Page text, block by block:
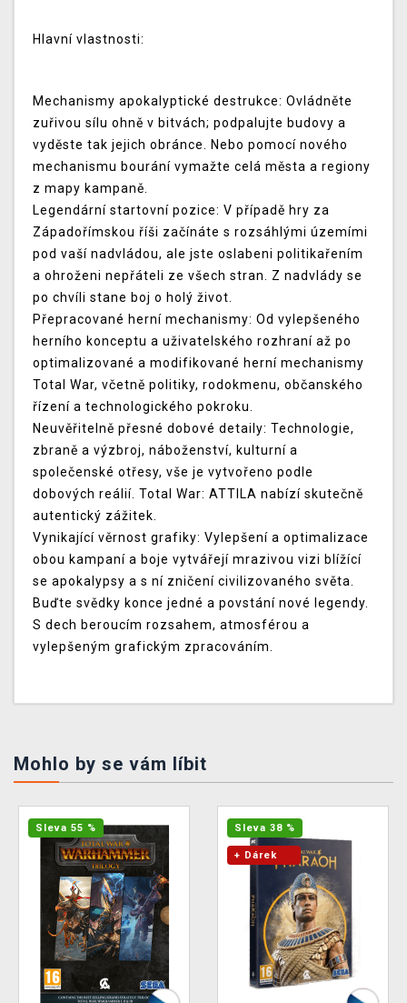
Hlavní vlastnosti:
Mechanismy apokalyptické destrukce: Ovládněte
zuřivou sílu ohně v bitvách; podpalujte budovy a
vyděste tak jejich obránce. Nebo pomocí nového
mechanismu bourání vymažte celá města a regiony
z mapy kampaně.
Legendární startovní pozice: V případě hry za
Západořímskou říši začínáte s rozsáhlými územími
pod vaší nadvládou, ale jste oslabeni politikařením
a ohroženi nepřáteli ze všech stran. Z nadvlády se
po chvíli stane boj o holý život.
Přepracované herní mechanismy: Od vylepšeného
herního konceptu a uživatelského rozhraní až po
optimalizované a modifikované herní mechanismy
Total War, včetně politiky, rodokmenu, občanského
řízení a technologického pokroku.
Neuvěřitelně přesné dobové detaily: Technologie,
zbraně a výzbroj, náboženství, kulturní a
společenské otřesy, vše je vytvořeno podle
dobových reálií. Total War: ATTILA nabízí skutečně
autentický zážitek.
Vynikající věrnost grafiky: Vylepšení a optimalizace
obou kampaní a boje vytvářejí mrazivou vizi blížící
se apokalypsy a s ní zničení civilizovaného světa.
Buďte svědky konce jedné a povstání nové legendy.
S dech beroucím rozsahem, atmosférou a
vylepšeným grafickým zpracováním.
Mohlo by se vám líbit
Sleva 55 % Sleva 38 %
+ Dárek